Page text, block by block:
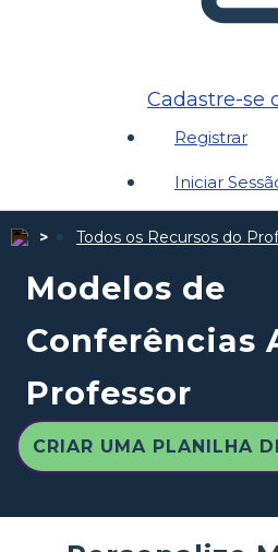
Cadastre-se
Registrar
Iniciar
Todos os Recursos do
Modelos de
Conferências
Professor
CRIAR UMA PLANILHA